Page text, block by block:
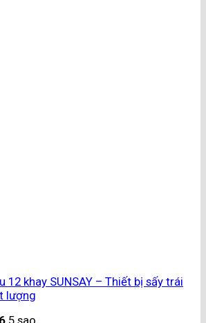
12 khay SUNSAY – Thiết bị sấy trái
lượng